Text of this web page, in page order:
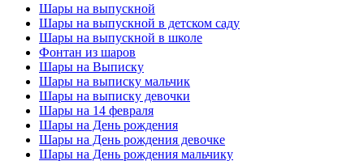
Шары на выпускной
Шары на выпускной в детском саду
Шары на выпускной в школе
Фонтан из шаров
Шары на Выписку
Шары на выписку мальчик
Шары на выписку девочки
Шары на 14 февраля
Шары на День рождения
Шары на День рождения девочке
Шары на День рождения мальчику